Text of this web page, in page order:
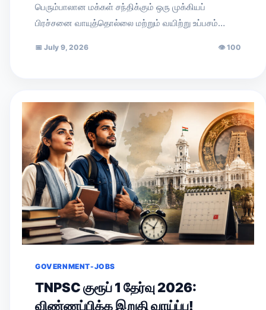
பெரும்பாலான மக்கள் சந்திக்கும் ஒரு முக்கியப்
பிரச்சனை வாயுத்தொல்லை மற்றும் வயிற்று உப்பசம்…
📅 July 9, 2026 👁100
GOVERNMENT-JOBS
TNPSC குரூப் 1 தேர்வு 2026:
விண்ணப்பிக்க இறுதி வாய்ப்பு!